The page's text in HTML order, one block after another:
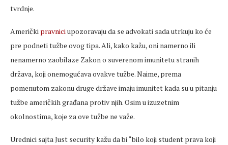
tvrdnje.
Američki pravniciupozoravaju da se advokati sada utrkuju ko će
pre podneti tužbe ovog tipa. Ali, kako kažu, oni namerno ili
nenamerno zaobilaze Zakon o suverenom imunitetu stranih
država, koji onemogućava ovakve tužbe. Naime, prema
pomenutom zakonu druge države imaju imunitet kada su u pitanju
tužbe američkih građana protiv njih. Osim u izuzetnim
okolnostima, koje za ove tužbe ne važe.
Urednici sajta Just security kažu da bi “bilo koji student prava koji